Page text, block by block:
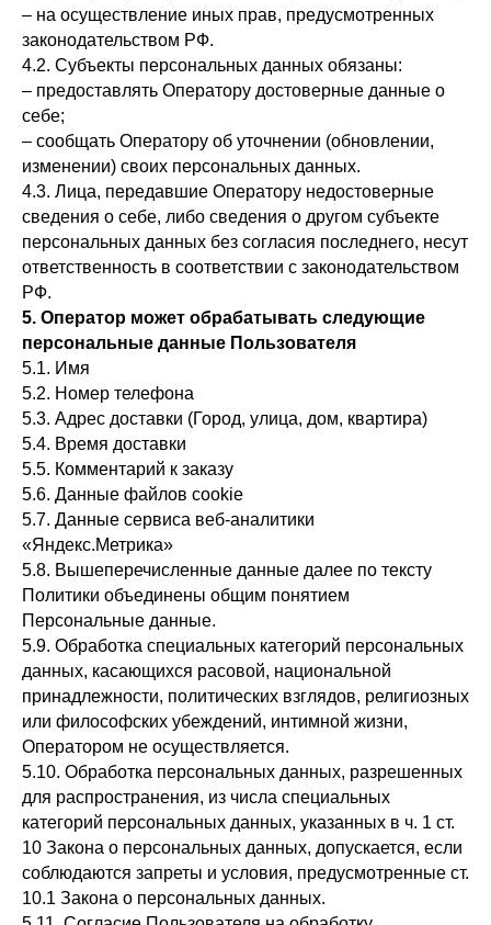
– на осуществление иных прав, предусмотренных
законодательством РФ.
4.2. Субъекты персональных данных обязаны:
– предоставлять Оператору достоверные данные о
себе;
– сообщать Оператору об уточнении (обновлении,
изменении) своих персональных данных.
4.3. Лица, передавшие Оператору недостоверные
сведения о себе, либо сведения о другом субъекте
персональных данных без согласия последнего, несут
ответственность в соответствии с законодательством
РФ.
5. Оператор может обрабатывать следующие
персональные данные Пользователя
5.1. Имя
5.2. Номер телефона
5.3. Адрес доставки (Город, улица, дом, квартира)
5.4. Время доставки
5.5. Комментарий к заказу
5.6. Данные файлов cookie
5.7. Данные сервиса веб-аналитики
«Яндекс.Метрика»
5.8. Вышеперечисленные данные далее по тексту
Политики объединены общим понятием
Персональные данные.
5.9. Обработка специальных категорий персональных
данных, касающихся расовой, национальной
принадлежности, политических взглядов, религиозных
или философских убеждений, интимной жизни,
Оператором не осуществляется.
5.10. Обработка персональных данных, разрешенных
для распространения, из числа специальных
категорий персональных данных, указанных в ч. 1 ст.
10 Закона о персональных данных, допускается, если
соблюдаются запреты и условия, предусмотренные ст.
10.1 Закона о персональных данных.